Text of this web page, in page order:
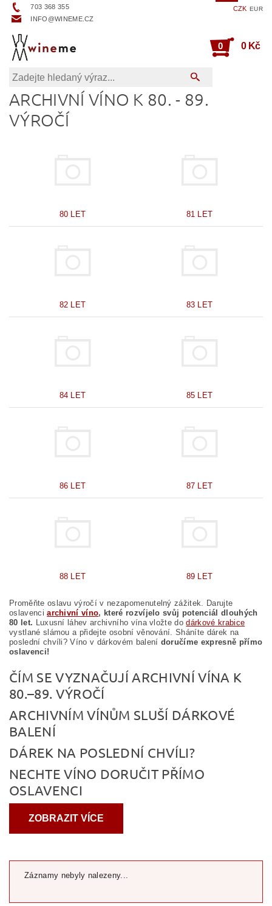
703 368 355
INFO@WINEME.CZ
CZK EUR
0 0 Kč
ARCHIVNÍ VÍNO K 80. - 89.
VÝROČÍ
80 LET 81 LET
82 LET 83 LET
84 LET 85 LET
86 LET 87 LET
88 LET 89 LET
Proměňte oslavu výročí v nezapomenutelný zážitek. Darujte
oslavenciarchivní víno, které rozvíjelo svůj potenciál dlouhých
80 let. Luxusní láhev archivního vína vložte dodárkové krabice
vystlané slámou a přidejte osobní věnování. Sháníte dárek na
poslední chvíli? Víno v dárkovém balení doručíme expresně přímo
oslavenci!
ČÍM SE VYZNAČUJÍ ARCHIVNÍ VÍNA K
80.–89. VÝROČÍ
ARCHIVNÍM VÍNŮM SLUŠÍ DÁRKOVÉ
BALENÍ
DÁREK NA POSLEDNÍ CHVÍLI?
NECHTE VÍNO DORUČIT PŘÍMO
OSLAVENCI
ZOBRAZIT VÍCE
Záznamy nebyly nalezeny...